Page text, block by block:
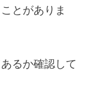
とがありま
るか確認して